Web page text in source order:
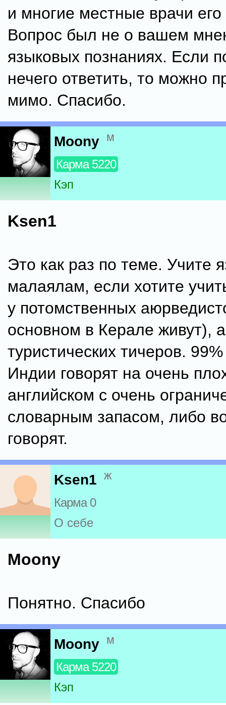
и многие местные врачи его
Вопрос был не о вашем
языковых познаниях. Если
нечего ответить, то можно
мимо. Спасибо.
Moony м
Карма 5220
Кэп
Ksen1
Это как раз по теме. Учите
малаялам, если хотите
у потомственных
основном в Керале живут),
туристических тичеров.
Индии говорят на очень
английском с очень
словарным запасом, либо
говорят.
Ksen1 ж
Карма 0
О себе
Moony
Понятно. Спасибо
Moony м
Карма 5220
Кэп